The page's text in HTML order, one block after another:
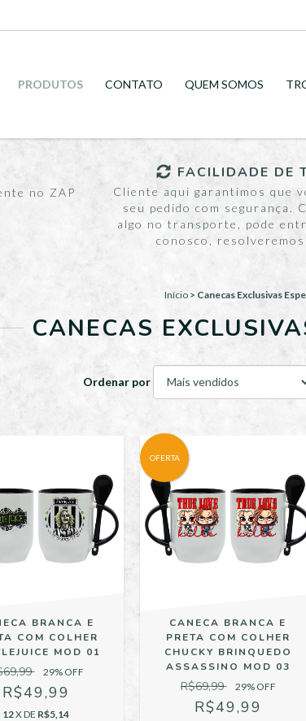
PRODUTOS CONTATO QUEM SOMOS
no ZAP
FACILIDADE DE
Cliente aqui garantimos que
seu pedido com segurança.
algo no transporte, pode
conosco,
Início > Canecas Exclusivas
CANECAS
Ordenar por
BRANCA E
COM COLHER
MOD 01
29% OFF
R$49,99
12X DE R$5,14
OFERTA
CANECA BRANCA E
PRETA COM COLHER
CHUCKY BRINQUEDO
ASSASSINO MOD 03
R$69,99 29% OFF
R$49,99